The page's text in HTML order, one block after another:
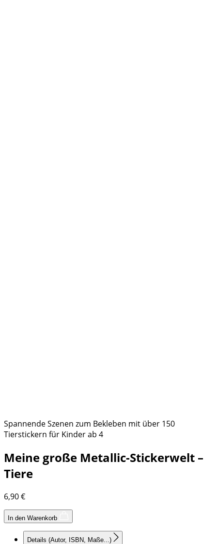
Spannende Szenen zum Bekleben mit über 150
Tierstickern für Kinder ab 4
Meine große Metallic-Stickerwelt –
Tiere
6,90€
In den Warenkorb
Details (Autor, ISBN, Maße...)